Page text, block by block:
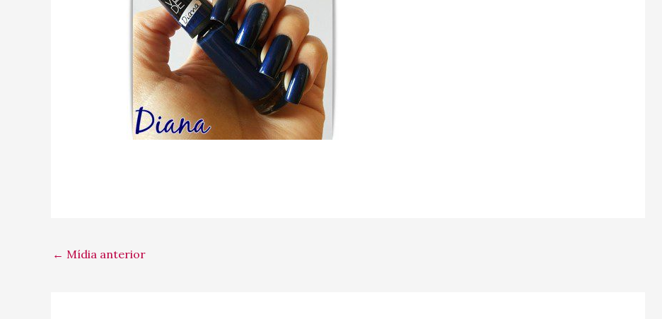
← Mídia anterior